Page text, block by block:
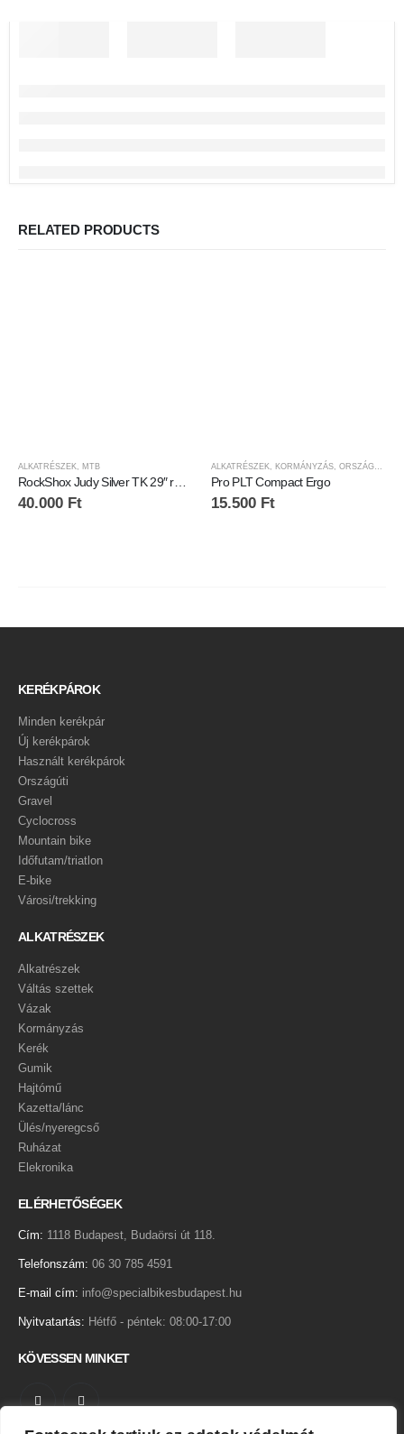
RELATED PRODUCTS
ALKATRÉSZEK, MTB
RockShox Judy Silver TK 29″ rugó villa, 100 mm
40.000 Ft
ALKATRÉSZEK, KORMÁNYZÁS, ORSZÁGÚTI
Pro PLT Compact Ergo
15.500 Ft
KERÉKPÁROK
Minden kerékpár
Új kerékpárok
Használt kerékpárok
Országúti
Gravel
Cyclocross
Mountain bike
Időfutam/triatlon
E-bike
Városi/trekking
ALKATRÉSZEK
Alkatrészek
Váltás szettek
Vázak
Kormányzás
Kerék
Gumik
Hajtómű
Kazetta/lánc
Ülés/nyeregcső
Ruházat
Elekronika
ELÉRHETŐSÉGEK
Cím: 1118 Budapest, Budaörsi út 118.
Telefonszám: 06 30 785 4591
E-mail cím: info@specialbikesbudapest.hu
Nyitvatartás: Hétfő - péntek: 08:00-17:00
KÖVESSEN MINKET